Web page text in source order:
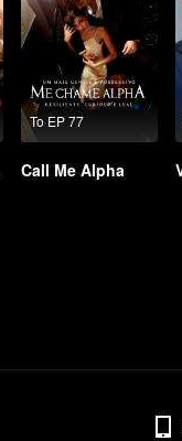
To EP 77
Call Me Alpha